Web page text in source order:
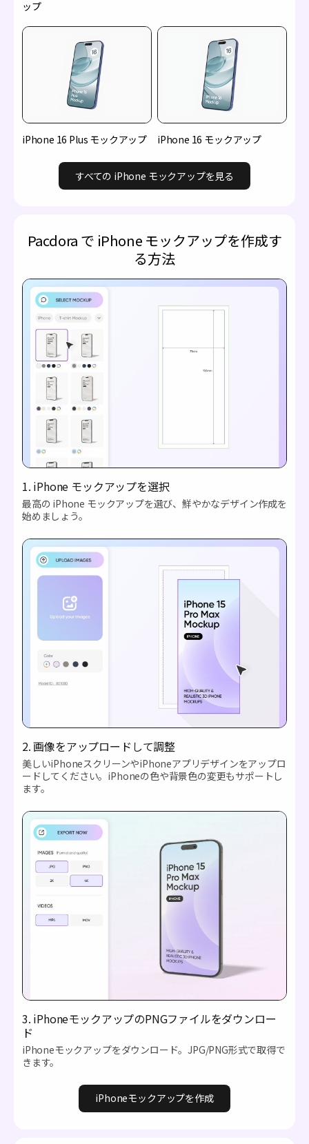
ップ
iPhone 16 Plus モックアップ iPhone 16 モックアップ
すべての iPhone モックアップを見る
Pacdora で iPhone モックアップを作成す
る方法
1. iPhone モックアップを選択
最高の iPhone モックアップを選び、鮮やかなデザイン作成を
始めましょう。
2. 画像をアップロードして調整
美しいiPhoneスクリーンやiPhoneアプリデザインをアップロ
ードしてください。iPhoneの色や背景色の変更もサポートし
ます。
3. iPhoneモックアップのPNGファイルをダウンロー
ド
iPhoneモックアップをダウンロード。JPG/PNG形式で取得で
きます。
iPhoneモックアップを作成